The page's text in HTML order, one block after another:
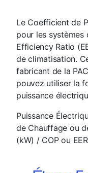
Le Coefficient de
pour les systèmes
Efficiency Ratio
de climatisation.
fabricant de la
pouvez utiliser la
puissance
Puissance
de Chauffage ou
(kW) / COP ou EER